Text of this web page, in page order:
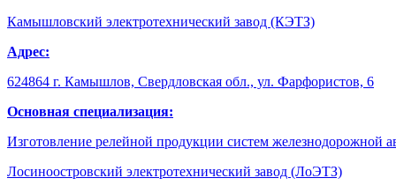
Камышловский электротехни­ческий завод (КЭТЗ)
Адрес:
624864 г. Камышлов, Свердловская обл., ул. Фарфористов, 6
Основная специализация:
Изготовление релейной продукции систем железнодорожной
Лосиноостров­ский электротехни­ческий завод (ЛоЭТЗ)